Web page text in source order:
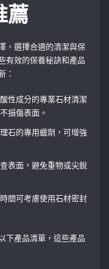
薦
，選擇合適的清潔與保
有效的保養秘訣和產品
：
性成分的專業石材清潔
損傷表面。
石的專用蠟劑，可增強
表面，避免重物或尖銳
間可考慮使用石材密封
下產品清單，這些產品